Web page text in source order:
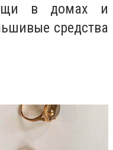
в домах и
средства